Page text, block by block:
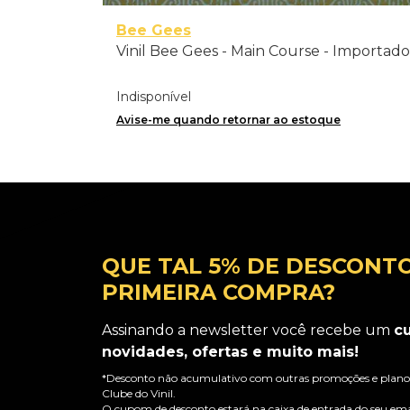
Bee Gees
Vinil Bee Gees - Main Course - Importado
Indisponível
Avise-me quando retornar ao estoque
QUE TAL 5% DE
PRIMEIRA COMPRA?
Assinando a newsletter você recebe um
novidades, ofertas e muito mais!
*Desconto não acumulativo com outras promoções e
Clube do Vinil.